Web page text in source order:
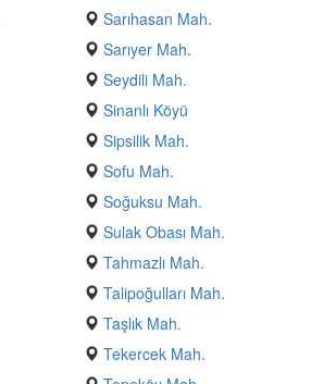
Sarıhasan Mah.
Sarıyer Mah.
Seydili Mah.
Sinanlı Köyü
Sipsilik Mah.
Sofu Mah.
Soğuksu Mah.
Sulak Obası Mah.
Tahmazlı Mah.
Talipoğulları Mah.
Taşlık Mah.
Tekercek Mah.